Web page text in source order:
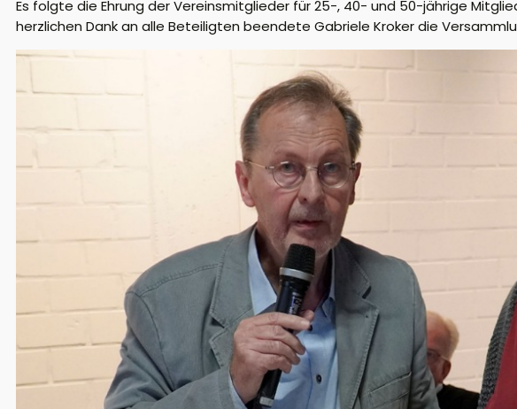
Es folgte die Ehrung der Vereinsmitglieder für 25-, 40- und 50-jährige
herzlichen Dank an alle Beteiligten beendete Gabriele Kroker die